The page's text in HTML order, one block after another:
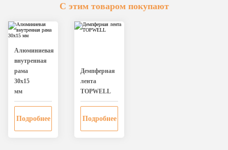
С этим товаром покупают
Алюминиевая
внутренная
рама
30х15
мм
Подробнее
Дeмпферная
лента
TOPWELL
Подробнее